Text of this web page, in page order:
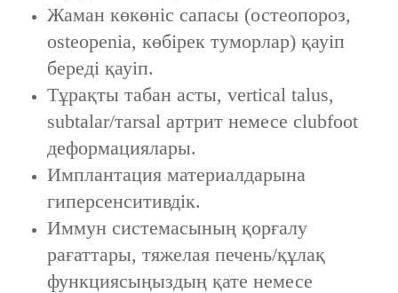
Жаман көкөніс сапасы (остеопороз,
osteopenia, көбірек туморлар) қауіп
береді қауіп.
Тұрақты табан асты, vertical talus,
subtalar/тarsal артрит немесе clubfoot
деформациялары.
Имплантация материалдарына
гиперсенситивдік.
Иммун системасының қорғалу
рағаттары, тяжелая печень/құлақ
функциясыңыздың қате немесе